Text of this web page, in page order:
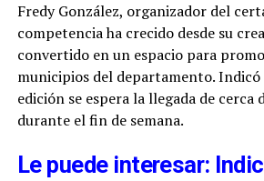
Fredy González, organizador del
competencia ha crecido desde su
convertido en un espacio para
municipios del departamento. Indicó
edición se espera la llegada de cerca
durante el fin de semana.
Le puede interesar: